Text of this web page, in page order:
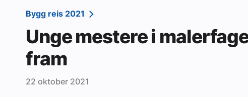
Bygg reis 2021
Unge mestere i
fram
22 oktober 2021